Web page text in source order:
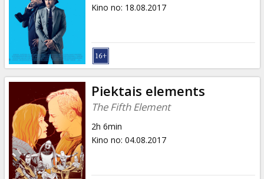
Kino no: 18.08.2017
Piektais elements
The Fifth Element
2h 6min
Kino no: 04.08.2017